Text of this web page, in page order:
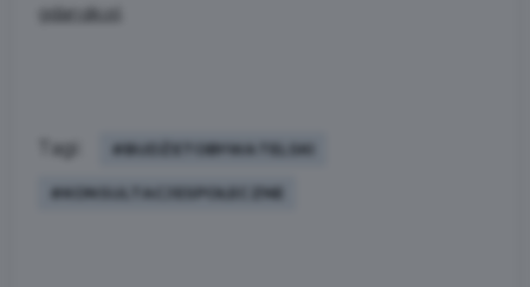
gdanski.pl
Tagi: #BUDŻETOBYWATELSKI
#KONSULTACJESPOŁECZNE